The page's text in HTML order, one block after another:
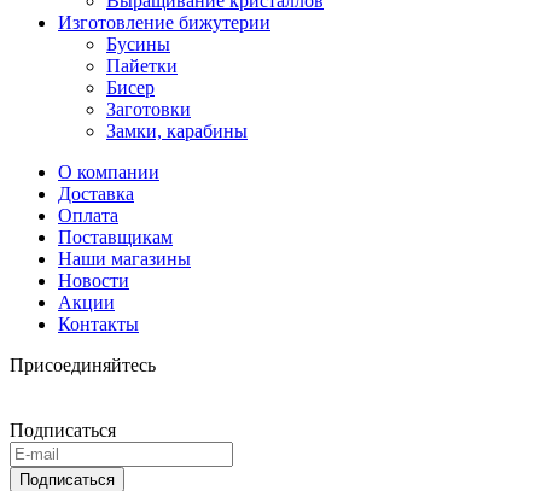
Изготовление бижутерии
Бусины
Пайетки
Бисер
Заготовки
Замки, карабины
О компании
Доставка
Оплата
Поставщикам
Наши магазины
Новости
Акции
Контакты
Присоединяйтесь
Подписаться